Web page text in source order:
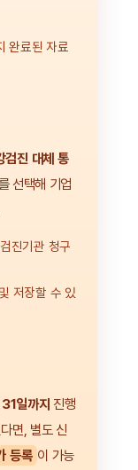
완료된 자료
검진 대체 통
선택해 기업
진기관 청구
저장할 수 있
일까지 진행
면, 별도 신
등록 이 가능